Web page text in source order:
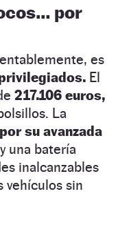
por
es
El
217.106 euros,
La
su avanzada
una batería
inalcanzables
vehículos sin